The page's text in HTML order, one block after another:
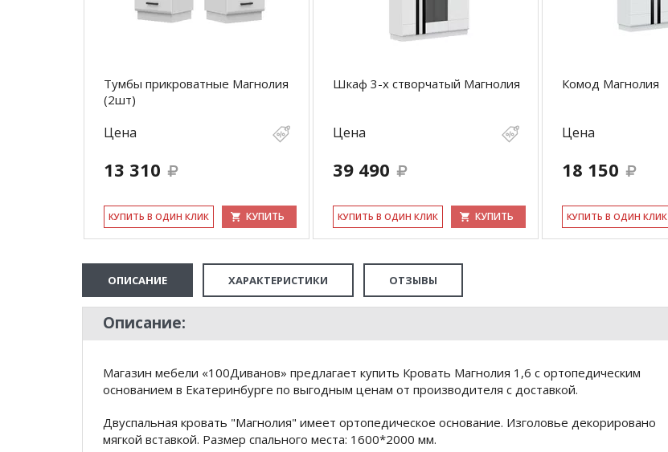
Тумбы прикроватные Магнолия
(2шт)
Цена
13 310
КУ­ПИТЬ В ОДИН КЛИК КУПИТЬ
Шкаф 3-х створчатый Магнолия
Цена
39 490
КУ­ПИТЬ В ОДИН КЛИК КУПИТЬ
Комод Магнолия
Цена
18 150
КУ­ПИТЬ В ОДИН КЛИК
ОПИСАНИЕ ХАРАКТЕРИСТИКИ ОТЗЫВЫ
Описание:
Магазин мебели «100Диванов» предлагает купить Кровать Магнолия 1,6 с ортопедическим
основанием в Екатеринбурге по выгодным ценам от производителя с доставкой.
Двуспальная кровать "Магнолия" имеет ортопедическое основание. Изголовье декорировано
мягкой вставкой. Размер спального места: 1600*2000 мм.